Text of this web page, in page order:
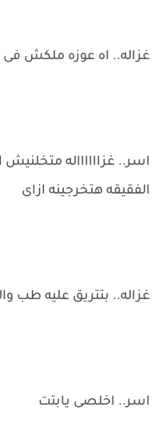
غزاله.. اه عوزه ملكش فى
اسر.. غزااااااله
الفقيقه هتخرجينه ازاى
غزاله.. بتتريق عليه طب
اسر.. اخلصى يابتت